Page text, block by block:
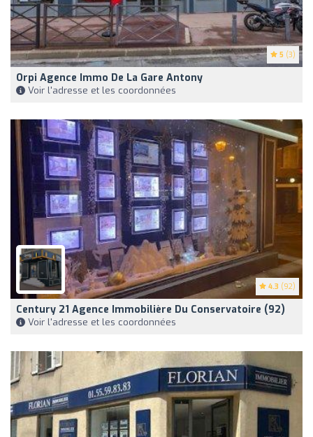
5 (3)
Orpi Agence Immo De La Gare Antony
Voir l'adresse et les coordonnées
4.3 (92)
Century 21 Agence Immobilière Du Conservatoire (92)
Voir l'adresse et les coordonnées